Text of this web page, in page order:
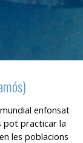
enfonsat
pot practicar la
les poblacions